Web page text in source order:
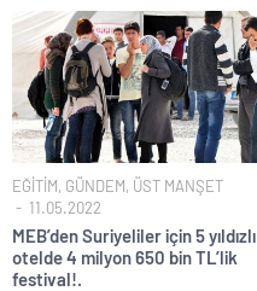
EĞİTİM, GÜNDEM, ÜST MANŞET
11.05.2022
MEB’den Suriyeliler için 5 yıldızlı
otelde 4 milyon 650 bin TL’lik
festival!.